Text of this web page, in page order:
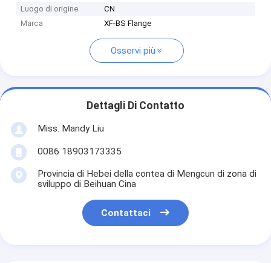
Luogo di origine
CN
Marca
XF-BS Flange
Osservi più
Dettagli Di Contatto
Miss. Mandy Liu
0086 18903173335
Provincia di Hebei della contea di Mengcun di zona di
sviluppo di Beihuan Cina
Contattaci